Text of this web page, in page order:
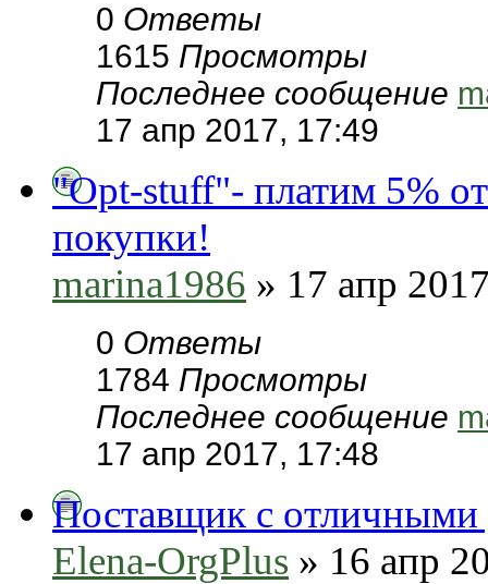
0 Ответы
1615 Просмотры
Последнее сообщение
17 апр 2017, 17:49
"Opt-stuff"- платим 5%
покупки!
marina1986 » 17 апр
0 Ответы
1784 Просмотры
Последнее сообщение
17 апр 2017, 17:48
Поставщик с
Elena-OrgPlus » 16 апр